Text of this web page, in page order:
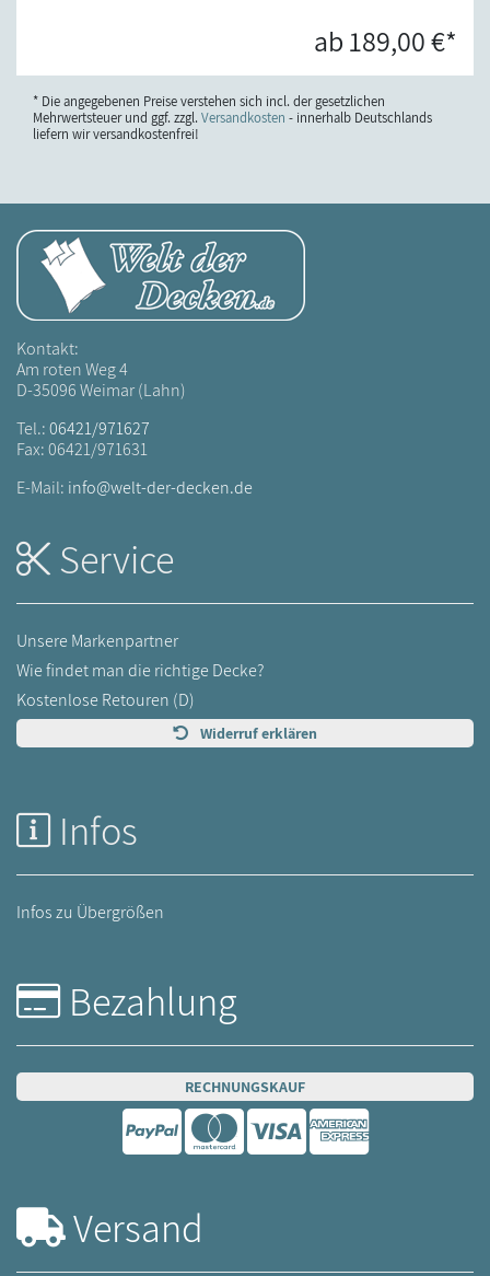
ab 189,00 €*
* Die angegebenen Preise verstehen sich incl. der gesetzlichen
Mehrwertsteuer und ggf. zzgl. Versandkosten - innerhalb Deutschlands
liefern wir versandkostenfrei!
Kontakt:
Am roten Weg 4
D-35096 Weimar (Lahn)
Tel.:06421/971627
Fax: 06421/971631
E-Mail: info@welt-der-decken.de
Service
Unsere Markenpartner
Wie findet man die richtige Decke?
Kostenlose Retouren (D)
Widerruf erklären
Infos
Infos zu Übergrößen
Bezahlung
RECHNUNGSKAUF
Versand